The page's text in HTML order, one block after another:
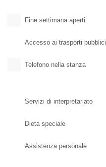
Fine settimana aperti
Accesso ai trasporti pubblici
Telefono nella stanza
Servizi di interpretariato
Dieta speciale
Assistenza personale